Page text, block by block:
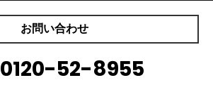
お問い合わせ
0120-52-8955